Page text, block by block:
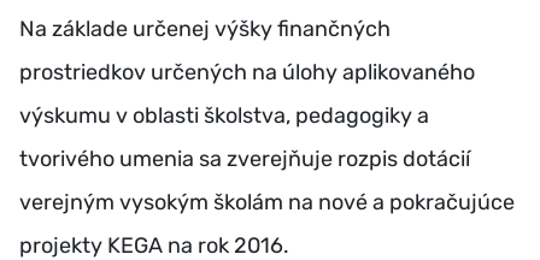
Na základe určenej výšky finančných
prostriedkov určených na úlohy aplikovaného
výskumu v oblasti školstva, pedagogiky a
tvorivého umenia sa zverejňuje rozpis dotácií
verejným vysokým školám na nové a pokračujúce
projekty KEGA na rok 2016.